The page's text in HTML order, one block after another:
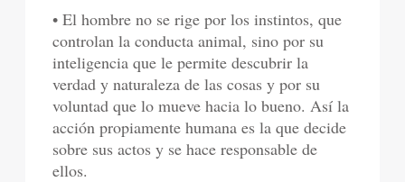
• El hombre no se rige por los instintos, que
controlan la conducta animal, sino por su
inteligencia que le permite descubrir la
verdad y naturaleza de las cosas y por su
voluntad que lo mueve hacia lo bueno. Así la
acción propiamente humana es la que decide
sobre sus actos y se hace responsable de
ellos.